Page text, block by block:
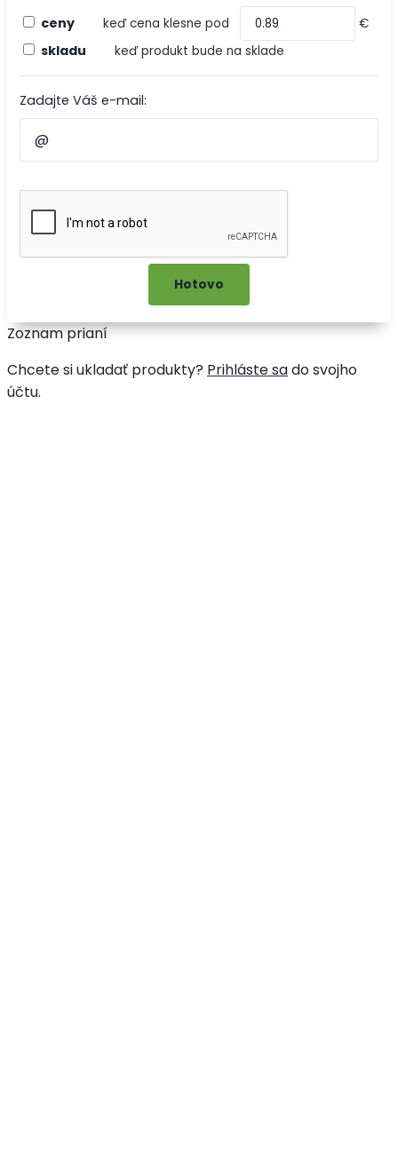
ceny
keď cena klesne pod €
skladu keď produkt bude na sklade
Zadajte Váš e-mail:
Zoznam prianí
Chcete si ukladať produkty? Prihláste sado svojho
účtu.